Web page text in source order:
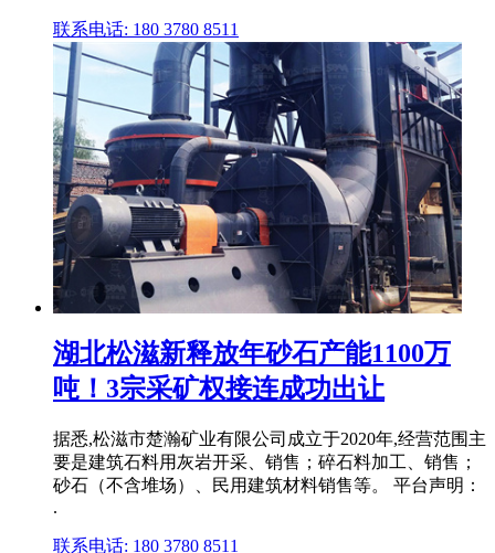
联系电话: 180 3780 8511
湖北松滋新释放年砂石产能1100万
吨！3宗采矿权接连成功出让
据悉,松滋市楚瀚矿业有限公司成立于2020年,经营范围主
要是建筑石料用灰岩开采、销售；碎石料加工、销售；
砂石（不含堆场）、民用建筑材料销售等。 平台声明：
.
联系电话: 180 3780 8511